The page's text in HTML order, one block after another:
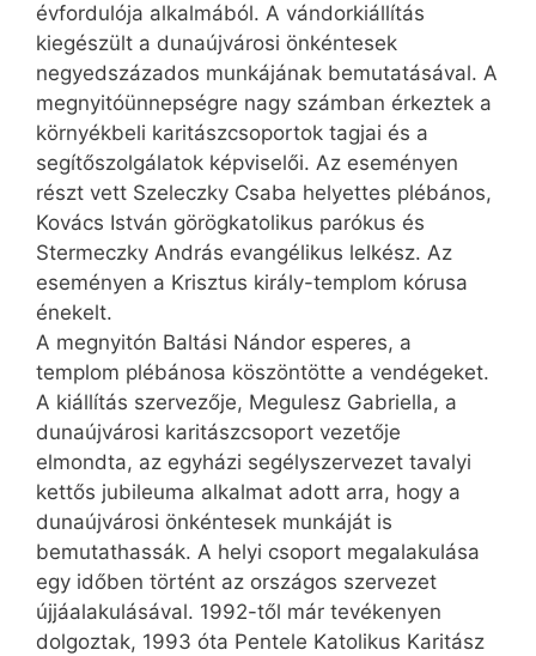
évfordulója alkalmából. A vándorkiállítás
kiegészült a dunaújvárosi önkéntesek
negyedszázados munkájának bemutatásával. A
megnyitóünnepségre nagy számban érkeztek a
környékbeli karitászcsoportok tagjai és a
segítőszolgálatok képviselői. Az eseményen
részt vett Szeleczky Csaba helyettes plébános,
Kovács István görögkatolikus parókus és
Stermeczky András evangélikus lelkész. Az
eseményen a Krisztus király-templom kórusa
énekelt.
A megnyitón Baltási Nándor esperes, a
templom plébánosa köszöntötte a vendégeket.
A kiállítás szervezője, Megulesz Gabriella, a
dunaújvárosi karitászcsoport vezetője
elmondta, az egyházi segélyszervezet tavalyi
kettős jubileuma alkalmat adott arra, hogy a
dunaújvárosi önkéntesek munkáját is
bemutathassák. A helyi csoport megalakulása
egy időben történt az országos szervezet
újjáalakulásával. 1992-től már tevékenyen
dolgoztak, 1993 óta Pentele Katolikus Karitász